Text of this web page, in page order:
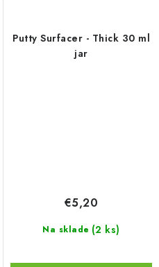
Putty Surfacer - Thick 30 ml
jar
Na sklade (2 ks)
€5,20